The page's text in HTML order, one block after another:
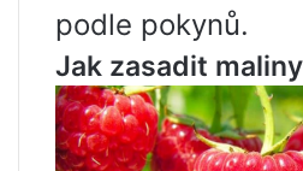
podle pokynů.
Jak zasadit maliny